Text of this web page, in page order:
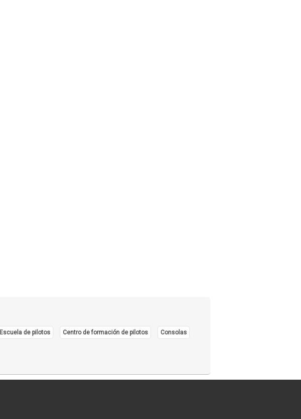
Escuela de pilotos Centro de formación de pilotos Consolas